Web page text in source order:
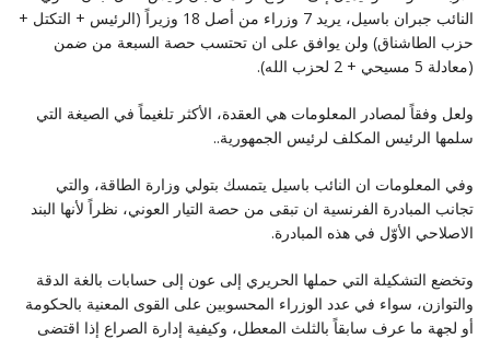
النائب جبران باسيل، يريد 7 وزراء من أصل 18 وزيراً (الرئيس + التكتل +
‏حزب الطاشناق) ولن يوافق على ان تحتسب حصة السبعة من ضمن
(معادلة 5 مسيحي + 2 لحزب الله‎).‎
ولعل وفقاً لمصادر المعلومات هي العقدة، الأكثر تلغيماً في الصيغة التي
سلمها الرئيس المكلف لرئيس الجمهورية‎..‎
وفي المعلومات ان النائب باسيل يتمسك بتولي وزارة الطاقة، والتي
تجانب المبادرة الفرنسية ان تبقى من حصة التيار ‏العوني، نظراً لأنها البند
الاصلاحي الأوّل في هذه المبادرة‎.‎
وتخضع التشكيلة التي حملها الحريري إلى عون إلى حسابات بالغة الدقة
والتوازن، سواء في عدد الوزراء المحسوبين ‏على القوى المعنية بالحكومة
أو لجهة ما عرف سابقاً بالثلث المعطل، وكيفية إدارة الصراع إذا اقتضى